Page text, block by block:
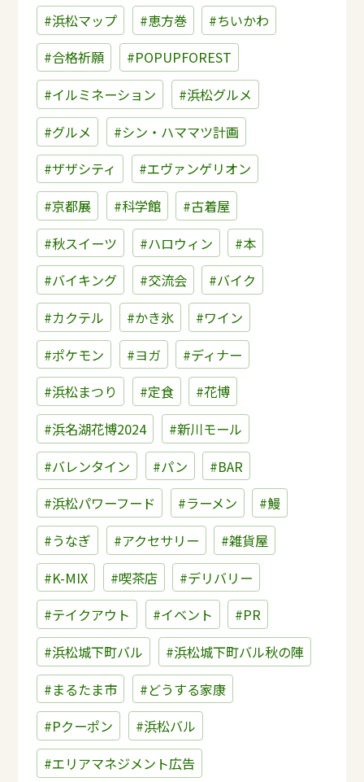
#浜松マップ
#恵方巻
#ちいかわ
#合格祈願
#POPUPFOREST
#イルミネーション
#浜松グルメ
#グルメ
#シン・ハママツ計画
#ザザシティ
#エヴァンゲリオン
#京都展
#科学館
#古着屋
#秋スイーツ
#ハロウィン
#本
#バイキング
#交流会
#バイク
#カクテル
#かき氷
#ワイン
#ポケモン
#ヨガ
#ディナー
#浜松まつり
#定食
#花博
#浜名湖花博2024
#新川モール
#バレンタイン
#パン
#BAR
#浜松パワーフード
#ラーメン
#鰻
#うなぎ
#アクセサリー
#雑貨屋
#K-MIX
#喫茶店
#デリバリー
#テイクアウト
#イベント
#PR
#浜松城下町バル
#浜松城下町バル秋の陣
#まるたま市
#どうする家康
#Pクーポン
#浜松バル
#エリアマネジメント広告